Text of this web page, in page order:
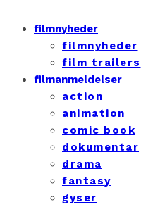
filmnyheder
filmnyheder
film trailers
filmanmeldelser
action
animation
comic book
dokumentar
drama
fantasy
gyser